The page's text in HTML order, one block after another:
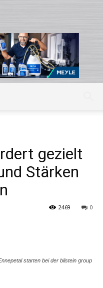
gezielt
Stärken
0
2469
starten bei der bilstein group